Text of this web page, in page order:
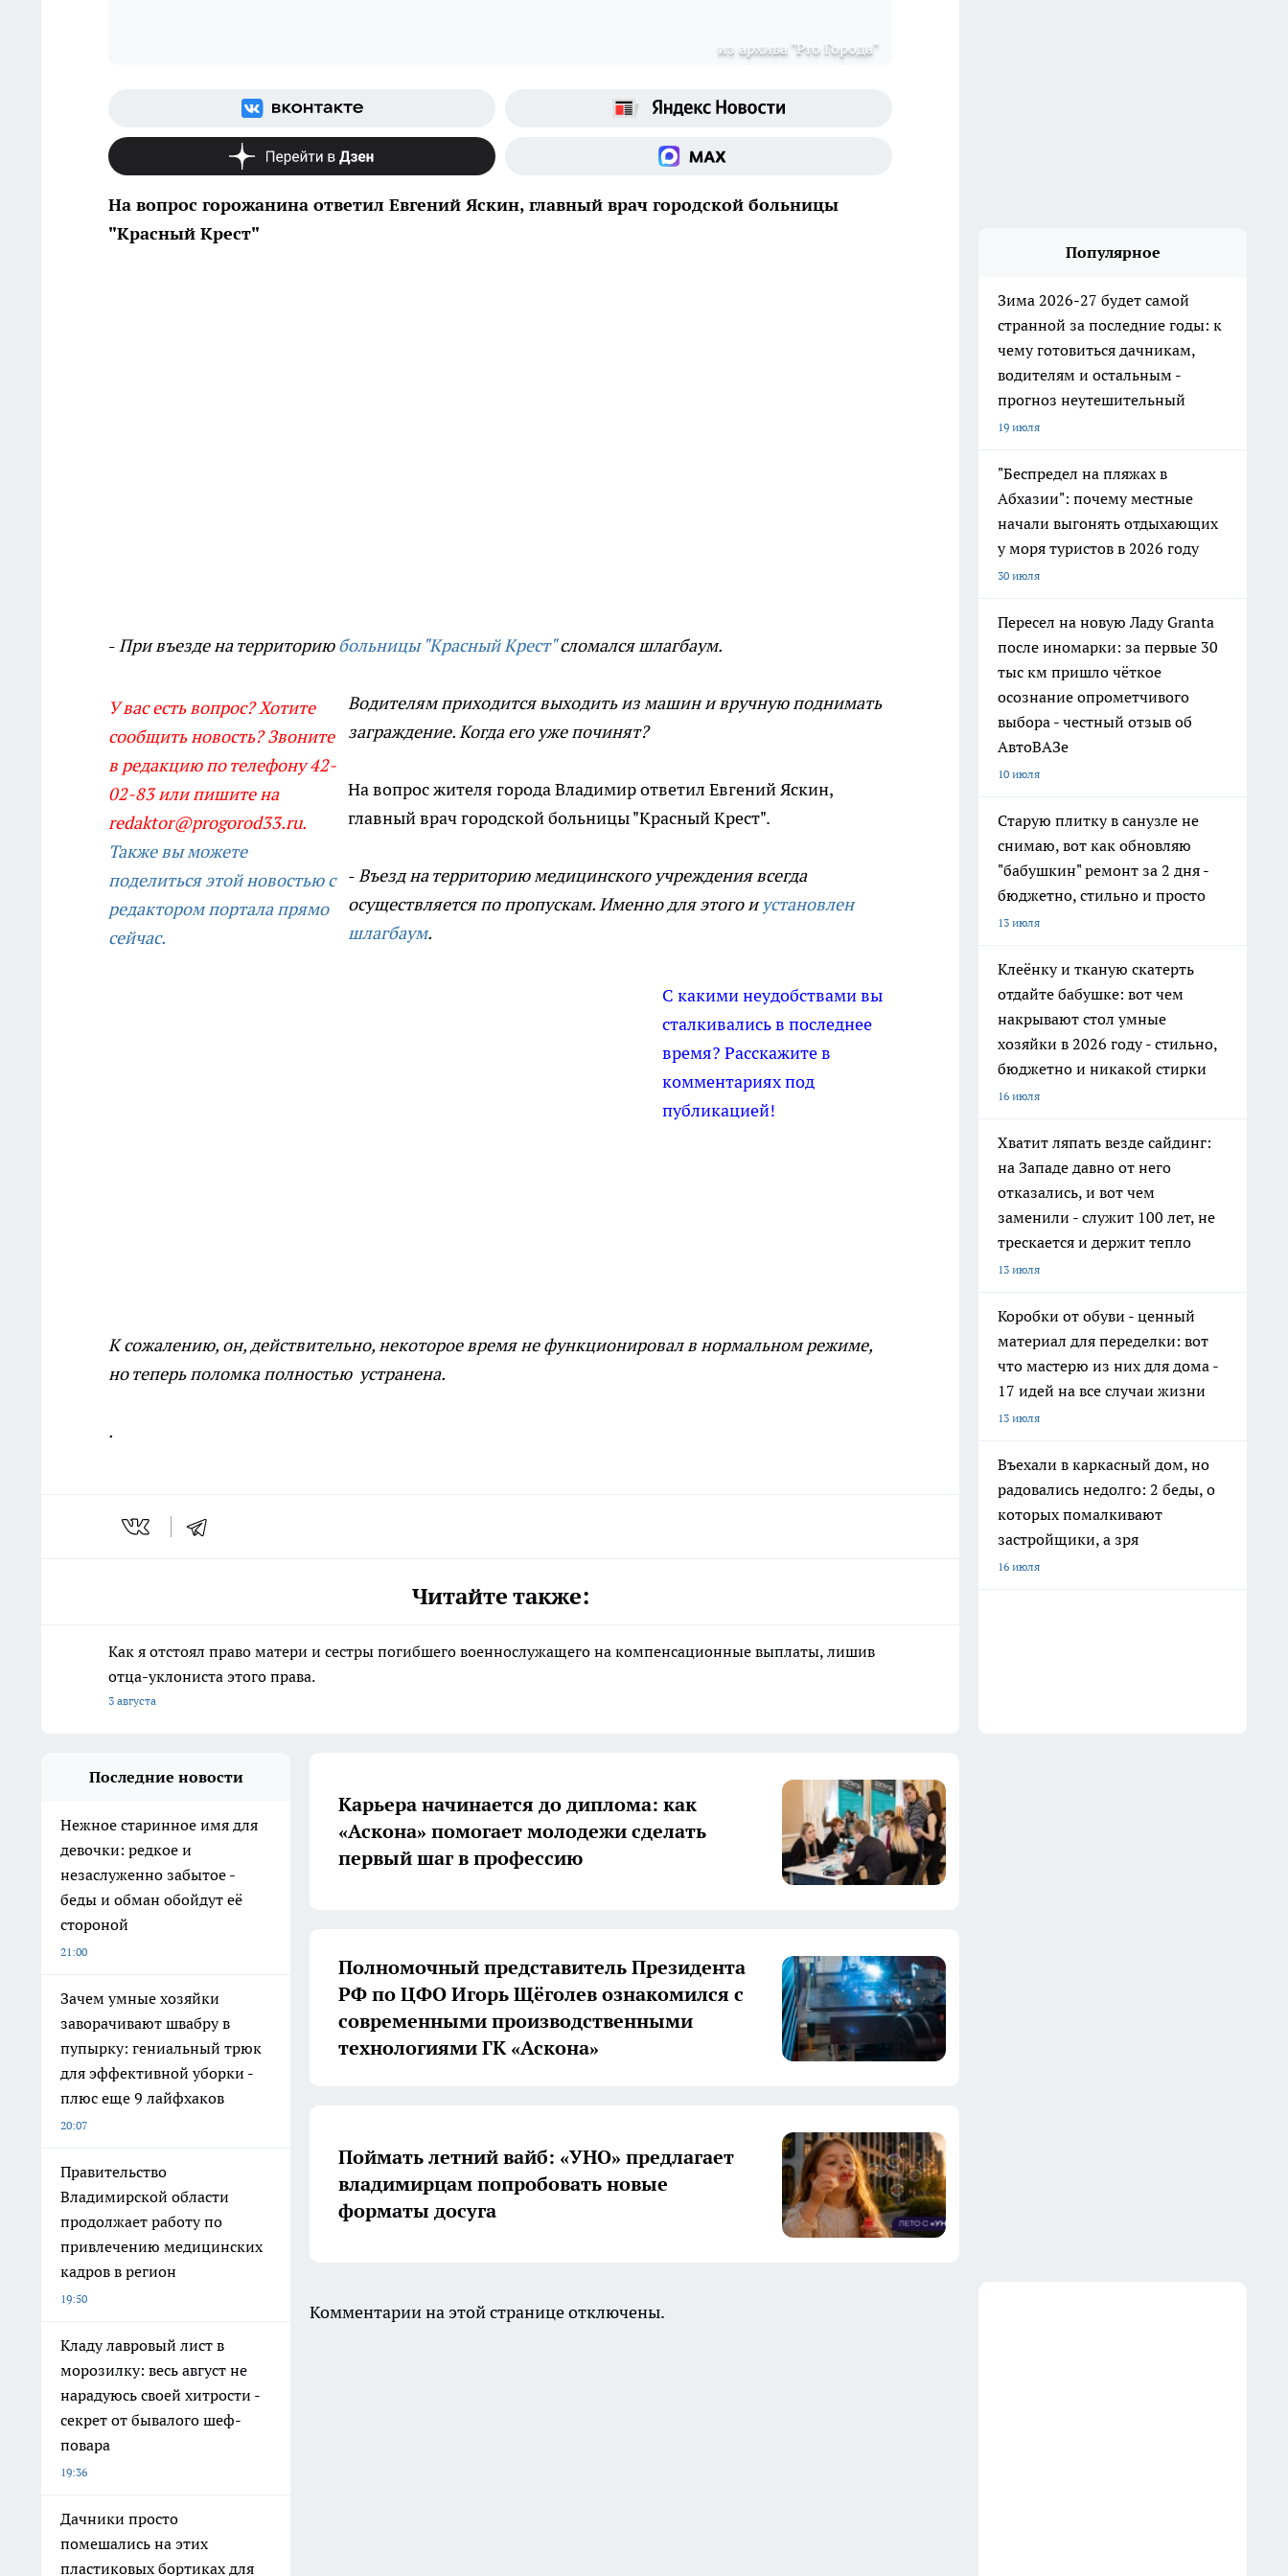
из архива "Pro Города"
На вопрос горожанина ответил Евгений Яскин, главный врач городской больницы
"Красный Крест"
-При въезде на территориюбольницы "Красный Крест"сломался шлагбаум.
У вас есть вопрос? Хотите
сообщить новость? Звоните
в редакцию по телефону 42-
02-83 или пишите на
redaktor@progorod33.ru.
Также вы можете
поделиться этой новостью с
редактором портала прямо
сейчас.
Водителям приходится выходить из машин и вручную поднимать
заграждение. Когда его уже починят?
На вопрос жителя города Владимир ответил Евгений Яскин,
главный врач городской больницы "Красный Крест".
-Въезд на территорию медицинского учреждения всегда
осуществляется по пропускам. Именно для этого иустановлен
шлагбаум.
С какими неудобствами вы
сталкивались в последнее
время? Расскажите в
комментариях под
публикацией!
К сожалению, он, действительно, некоторое время не функционировал в нормальном режиме,
но теперь поломка полностью устранена.
.
Читайте также:
Как я отстоял право матери и сестры погибшего военнослужащего на компенсационные выплаты, лишив
отца-уклониста этого права.
3 августа
Популярное
Зима 2026-27 будет самой
странной за последние годы: к
чему готовиться дачникам,
водителям и остальным -
прогноз неутешительный
19 июля
"Беспредел на пляжах в
Абхазии": почему местные
начали выгонять отдыхающих
у моря туристов в 2026 году
30 июля
Пересел на новую Ладу Granta
после иномарки: за первые 30
тыс км пришло чёткое
осознание опрометчивого
выбора - честный отзыв об
АвтоВАЗе
10 июля
Старую плитку в санузле не
снимаю, вот как обновляю
"бабушкин" ремонт за 2 дня -
бюджетно, стильно и просто
13 июля
Клеёнку и тканую скатерть
отдайте бабушке: вот чем
накрывают стол умные
хозяйки в 2026 году - стильно,
бюджетно и никакой стирки
16 июля
Хватит ляпать везде сайдинг:
на Западе давно от него
отказались, и вот чем
заменили - служит 100 лет, не
трескается и держит тепло
13 июля
Коробки от обуви - ценный
материал для переделки: вот
что мастерю из них для дома -
17 идей на все случаи жизни
13 июля
Въехали в каркасный дом, но
радовались недолго: 2 беды, о
которых помалкивают
застройщики, а зря
16 июля
Последние новости
Нежное старинное имя для
девочки: редкое и
незаслуженно забытое -
беды и обман обойдут её
стороной
21:00
Зачем умные хозяйки
заворачивают швабру в
пупырку: гениальный трюк
для эффективной уборки -
плюс еще 9 лайфхаков
20:07
Правительство
Владимирской области
продолжает работу по
привлечению медицинских
кадров в регион
19:50
Кладу лавровый лист в
морозилку: весь август не
нарадуюсь своей хитрости -
секрет от бывалого шеф-
повара
19:36
Дачники просто
помешались на этих
пластиковых бортиках для
Карьера начинается до диплома: как
«Аскона» помогает молодежи сделать
первый шаг в профессию
Полномочный представитель Президента
РФ по ЦФО Игорь Щёголев ознакомился с
современными производственными
технологиями ГК «Аскона»
Поймать летний вайб: «УНО» предлагает
владимирцам попробовать новые
форматы досуга
Комментарии на этой странице отключены.